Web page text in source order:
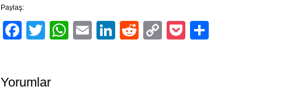
Paylaş:
Facebook
TwitterWhatsApp
EmailLinkedIn
RedditCopyPocket
Yorumlar